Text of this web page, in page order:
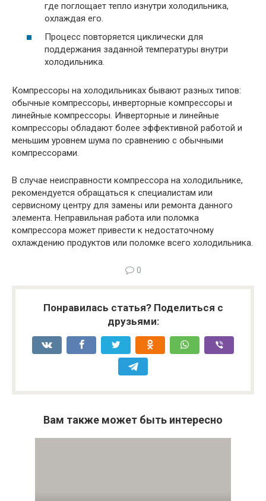
где поглощает тепло изнутри холодильника,
охлаждая его.
Процесс повторяется циклически для
поддержания заданной температуры внутри
холодильника.
Компрессоры на холодильниках бывают разных типов:
обычные компрессоры, инверторные компрессоры и
линейные компрессоры. Инверторные и линейные
компрессоры обладают более эффективной работой и
меньшим уровнем шума по сравнению с обычными
компрессорами.
В случае неисправности компрессора на холодильнике,
рекомендуется обращаться к специалистам или
сервисному центру для замены или ремонта данного
элемента. Неправильная работа или поломка
компрессора может привести к недостаточному
охлаждению продуктов или поломке всего холодильника.
0
Понравилась статья? Поделиться с
друзьями:
Вам также может быть интересно